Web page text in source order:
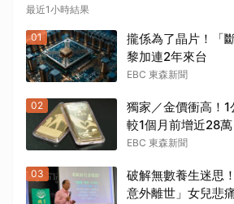
最近1小時結果
01
攏係為了晶片！「
黎加連2年來台
EBC 東森新聞
02
獨家／金價衝高！
較1個月前增近28萬
EBC 東森新聞
03
破解無數養生迷思
意外離世」女兒悲